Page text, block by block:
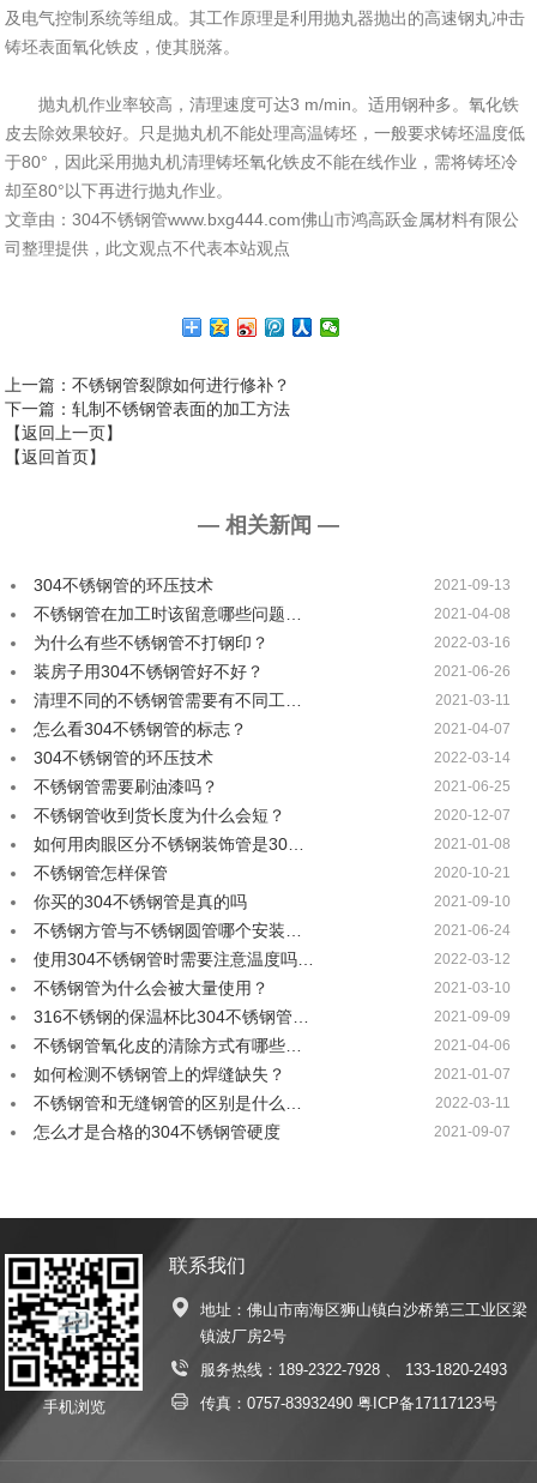
及电气控制系统等组成。其工作原理是利用抛丸器抛出的高速钢丸冲击
铸坯表面氧化铁皮，使其脱落。
抛丸机作业率较高，清理速度可达3 m/min。适用钢种多。氧化铁
皮去除效果较好。只是抛丸机不能处理高温铸坯，一般要求铸坯温度低
于80°，因此采用抛丸机清理铸坯氧化铁皮不能在线作业，需将铸坯冷
却至80°以下再进行抛丸作业。
文章由：304不锈钢管www.bxg444.com佛山市鸿高跃金属材料有限公
司整理提供，此文观点不代表本站观点
上一篇 ：不锈钢管裂隙如何进行修补？
下一篇 ：轧制不锈钢管表面的加工方法
【返回上一页】
【返回首页】
— 相关新闻 —
304不锈钢管的环压技术 2021-09-13
不锈钢管在加工时该留意哪些问题… 2021-04-08
为什么有些不锈钢管不打钢印？ 2022-03-16
装房子用304不锈钢管好不好？ 2021-06-26
清理不同的不锈钢管需要有不同工… 2021-03-11
怎么看304不锈钢管的标志？ 2021-04-07
304不锈钢管的环压技术 2022-03-14
不锈钢管需要刷油漆吗？ 2021-06-25
不锈钢管收到货长度为什么会短？ 2020-12-07
如何用肉眼区分不锈钢装饰管是30… 2021-01-08
不锈钢管怎样保管 2020-10-21
你买的304不锈钢管是真的吗 2021-09-10
不锈钢方管与不锈钢圆管哪个安装… 2021-06-24
使用304不锈钢管时需要注意温度吗… 2022-03-12
不锈钢管为什么会被大量使用？ 2021-03-10
316不锈钢的保温杯比304不锈钢管… 2021-09-09
不锈钢管氧化皮的清除方式有哪些… 2021-04-06
如何检测不锈钢管上的焊缝缺失？ 2021-01-07
不锈钢管和无缝钢管的区别是什么… 2022-03-11
怎么才是合格的304不锈钢管硬度 2021-09-07
手机浏览
联系我们
地址：佛山市南海区狮山镇白沙桥第三工业区梁
镇波厂房2号
服务热线： 189-2322-7928、 133-1820-2493
传真：0757-83932490 粤ICP备17117123号